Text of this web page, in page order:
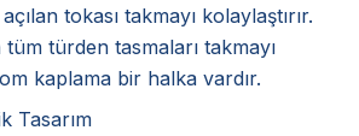
açılan tokası takmayı kolaylaştırır.
tüm türden tasmaları takmayı
kaplama bir halka vardır.
Tasarım